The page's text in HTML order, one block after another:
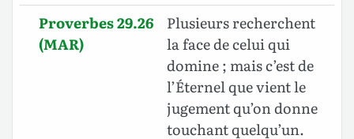
Proverbes 29.26
(MAR)
Plusieurs recherchent
la face de celui qui
domine ; mais c’est de
l’Éternel que vient le
jugement qu’on donne
touchant quelqu’un.